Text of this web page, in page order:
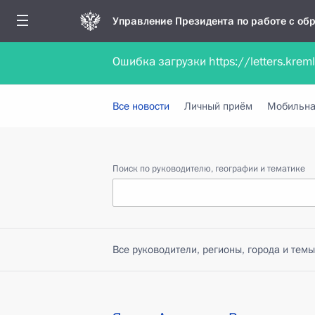
Управление Президента по работе с
Обратиться в форме электронного
Все новости Личный приём
Поиск по руководителю, географии и тематике
Все руководители, регионы, города и темы
Ошибка загрузки https://